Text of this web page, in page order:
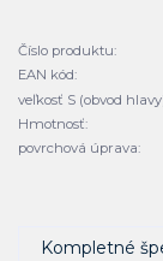
Číslo produktu:
EAN kód:
veľkosť S (obvod
Hmotnosť:
povrchová úprava:
Kompletné